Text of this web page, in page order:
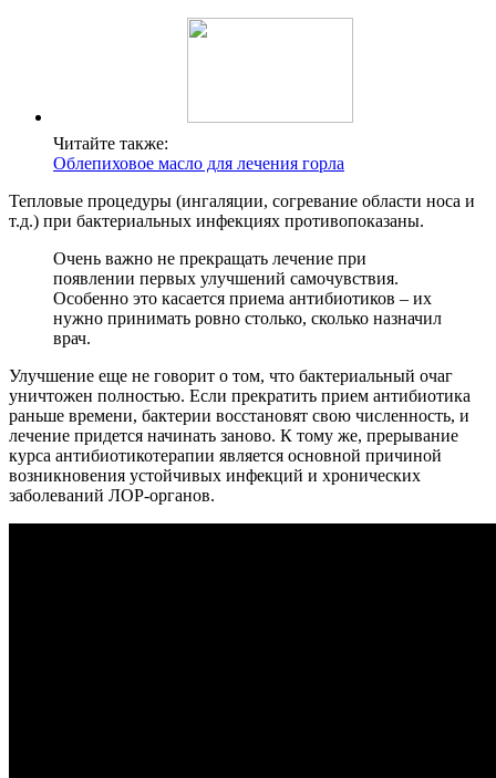
Читайте также:
Облепиховое масло для лечения горла
Тепловые процедуры (ингаляции, согревание области носа и
т.д.) при бактериальных инфекциях противопоказаны.
Очень важно не прекращать лечение при
появлении первых улучшений самочувствия.
Особенно это касается приема антибиотиков – их
нужно принимать ровно столько, сколько назначил
врач.
Улучшение еще не говорит о том, что бактериальный очаг
уничтожен полностью. Если прекратить прием антибиотика
раньше времени, бактерии восстановят свою численность, и
лечение придется начинать заново. К тому же, прерывание
курса антибиотикотерапии является основной причиной
возникновения устойчивых инфекций и хронических
заболеваний ЛОР-органов.